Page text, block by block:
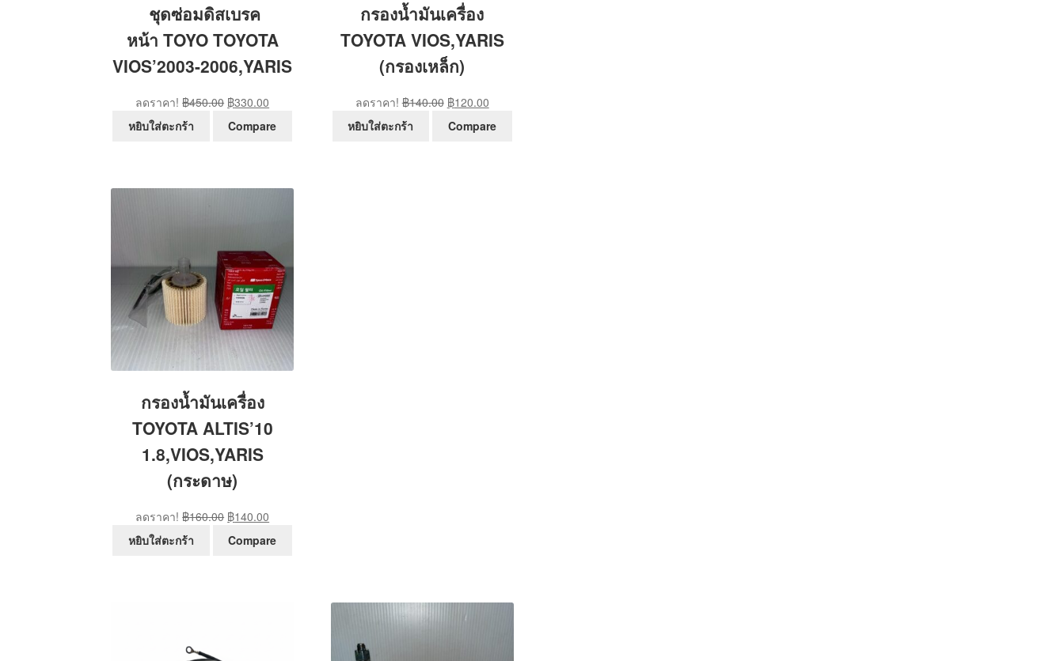
ชุดซ่อมดิสเบรค
หน้า TOYO TOYOTA
VIOS’2003-2006,YARIS
ลดราคา! ฿450.00 Original
price
was:
฿330.00
is:
หยิบใส่ตะกร้า Compare
กรองน้ำมันเครื่อง
TOYOTA VIOS,YARIS
(กรองเหล็ก)
ลดราคา! ฿140.00 Original
price
was:
฿120.00Current
is:
หยิบใส่ตะกร้า Compare
กรองน้ำมันเครื่อง
TOYOTA ALTIS’10
1.8,VIOS,YARIS
(กระดาษ)
ลดราคา! ฿160.00 Original
price
was:
฿140.00
is:
หยิบใส่ตะกร้า Compare